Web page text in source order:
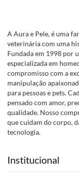
A Aura e Pele, é uma
veterinária com uma
Fundada em 1998 por
especializada em
compromisso com a
manipulação
para pessoas e pets.
pensado com amor,
qualidade. Nosso
que cuidam do corpo,
tecnologia.
Institucional